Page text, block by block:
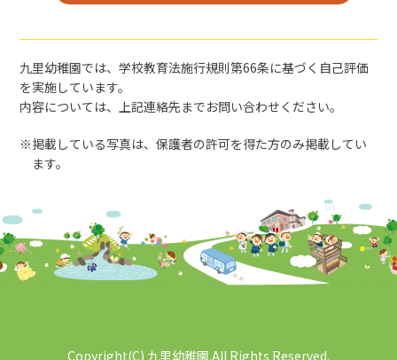
九里幼稚園では、学校教育法施行規則第66条に基づく自己評価
を実施しています。
内容については、上記連絡先までお問い合わせください。
掲載している写真は、保護者の許可を得た方のみ掲載してい
ます。
Copyright(C) 九里幼稚園.All Rights Reserved.